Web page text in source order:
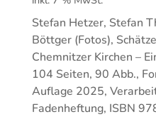
Stefan Hetzer, Stefan
Böttger (Fotos),
Chemnitzer Kirchen –
104 Seiten, 90 Abb.,
Auflage 2025,
Fadenheftung, ISBN